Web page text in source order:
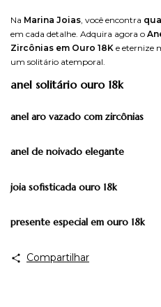
Na Marina Joias , você encontra
em cada detalhe. Adquira agora o
Zircônias em Ouro 18K e eternize
um solitário atemporal.
anel solitário ouro 18k
anel aro vazado com zircônias
anel de noivado elegante
joia sofisticada ouro 18k
presente especial em ouro 18k
Compartilhar